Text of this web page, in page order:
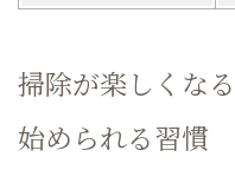
掃除が楽しくな
始められる習慣